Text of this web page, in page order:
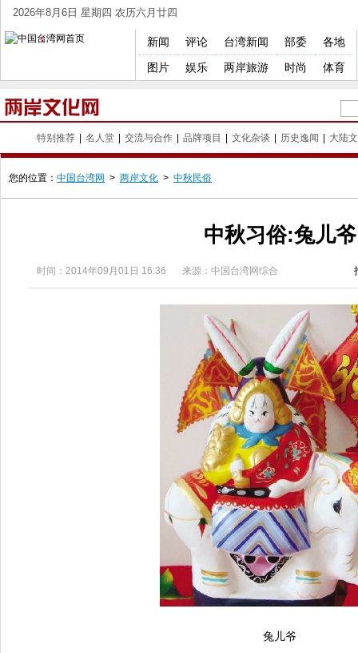
2026年8月6日 星期四 农历六月廿四
新闻 评论 台湾新闻 部委
各地
图片
娱乐 两岸旅游 时尚 体育
特别推荐 名人堂 交流与合作 品牌项目 文化杂谈 历史逸闻 大陆
您的位置： 中国台湾网 > 两岸文化 > 中秋民俗
中秋习俗:兔儿爷
时间： 2014年09月01日 16:36 来源：中国台湾网综合
兔儿爷